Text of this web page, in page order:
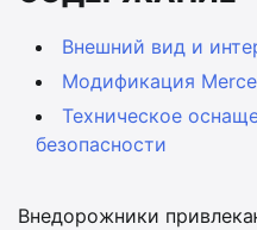
Внешний вид и
Модификация
Техническое
безопасности
Внедорожники